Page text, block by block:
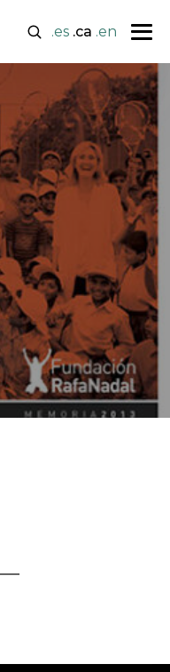
.es .ca .en